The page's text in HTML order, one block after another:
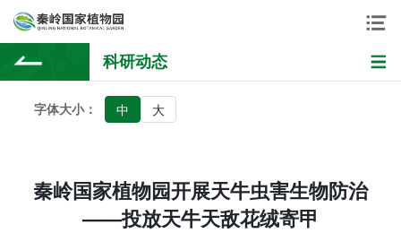
科研动态
字体大小： 中 大
秦岭国家植物园开展天牛虫害生物防治
——投放天牛天敌花绒寄甲